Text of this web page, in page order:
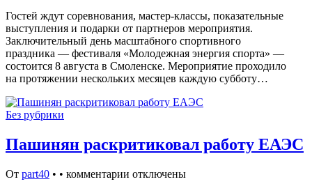
Гостей ждут соревнования, мастер-классы, показательные
выступления и подарки от партнеров мероприятия.
Заключительный день масштабного спортивного
праздника — фестиваля «Молодежная энергия спорта» —
состоится 8 августа в Смоленске. Мероприятие проходило
на протяжении нескольких месяцев каждую субботу…
Без рубрики
Пашинян раскритиковал работу ЕАЭС
От part40 • • комментарии отключены